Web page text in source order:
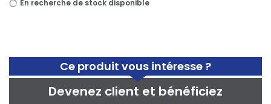
Ce produit vous intéresse ?
Devenez client et bénéficiez
En recherche de stock disponible